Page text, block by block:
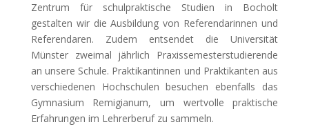
Zentrum für schulpraktische Studien in Bocholt
gestalten wir die Ausbildung von Referendarinnen und
Referendaren. Zudem entsendet die Universität
Münster zweimal jährlich Praxissemesterstudierende
an unsere Schule. Praktikantinnen und Praktikanten aus
verschiedenen Hochschulen besuchen ebenfalls das
Gymnasium Remigianum, um wertvolle praktische
Erfahrungen im Lehrerberuf zu sammeln.